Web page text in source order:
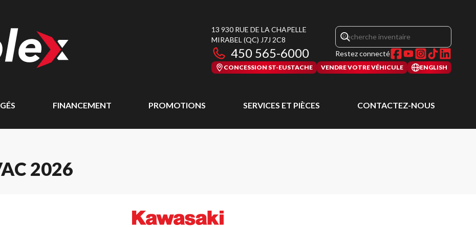
13 930 RUE DE LA CHAPELLE
MIRABEL (QC) J7J 2C8
450 565-6000 Restez connecté
CONCESSION ST-EUSTACHE VENDRE VOTRE VÉHICULE ENGLISH
FINANCEMENT PROMOTIONS SERVICES ET PIÈCES CONTACTEZ-NOUS
2026